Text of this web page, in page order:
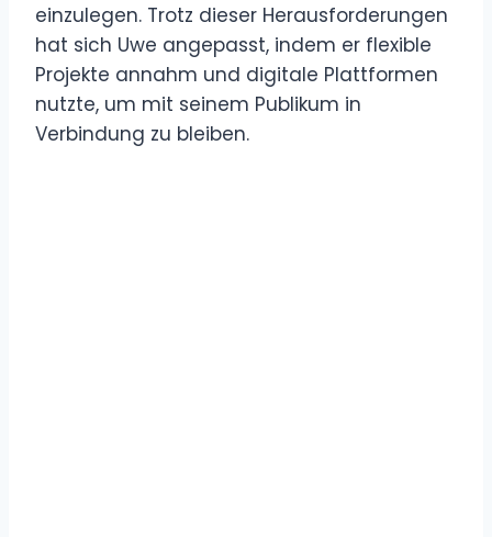
einzulegen. Trotz dieser Herausforderungen
hat sich Uwe angepasst, indem er flexible
Projekte annahm und digitale Plattformen
nutzte, um mit seinem Publikum in
Verbindung zu bleiben.